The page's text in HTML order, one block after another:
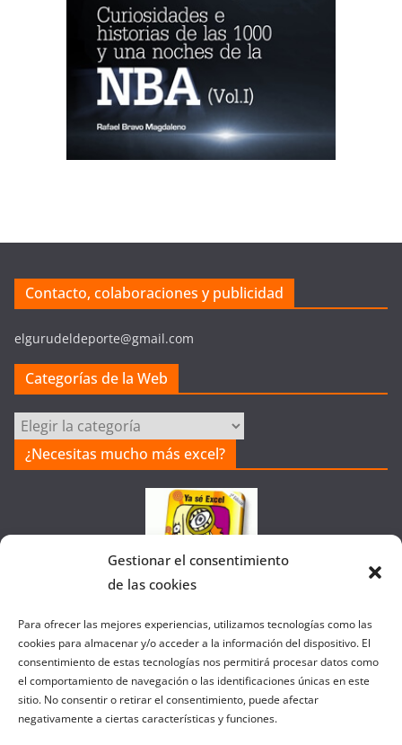
Gestionar el consentimiento
de las cookies
Para ofrecer las mejores experiencias, utilizamos tecnologías como las
cookies para almacenar y/o acceder a la información del dispositivo. El
consentimiento de estas tecnologías nos permitirá procesar datos como
el comportamiento de navegación o las identificaciones únicas en este
sitio. No consentir o retirar el consentimiento, puede afectar
negativamente a ciertas características y funciones.
Contacto, colaboraciones y publicidad
elgurudeldeporte@gmail.com
Categorías de la Web
Categorías
de
la
¿Necesitas mucho más excel?
Colaborando con FANATIC